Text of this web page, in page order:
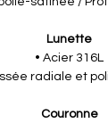
Lunette
• Acier 316L
radiale et
Couronne